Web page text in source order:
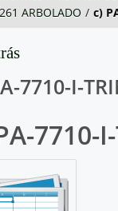
ARBOLADO / c)
7710-I-
7710-